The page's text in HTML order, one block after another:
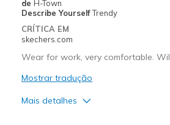
Sizing
Feels true to size
View On Shoes
de H-Town
Describe YourselfTrendy
CRÍTICA EM
skechers.com
Wear for work, very comfortable.
Mostrar tradução
Mais detalhes